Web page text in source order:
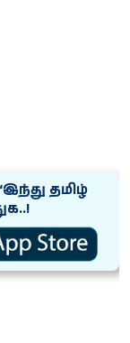
தமிழ்